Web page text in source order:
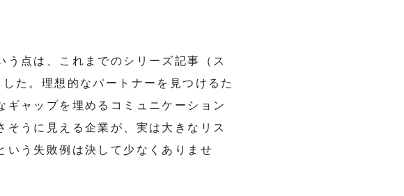
点は、これまでのシリーズ記事（ス
た。理想的なパートナーを見つけるた
ャップを埋めるコミュニケーション
うに見える企業が、実は大きなリス
いう失敗例は決して少なくありませ